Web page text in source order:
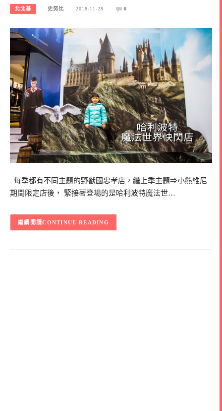
北北基 史努比 2018-11-28 0
每季都有不同主題的野獸國忠孝店，繼上季主題⇒小熊維尼
期間限定店後， 緊接著登場的是哈利波特魔法世…
CONTINUE READING